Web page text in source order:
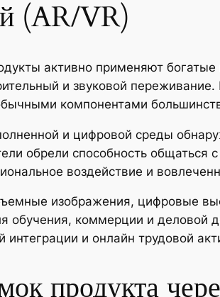
(AR/VR)
активно применяют
и звуковой
компонентами
и цифровой среды
обрели способность
воздействие и
изображения, цифровые
обучения, коммерции и деловой
и онлайн трудовой
продукта